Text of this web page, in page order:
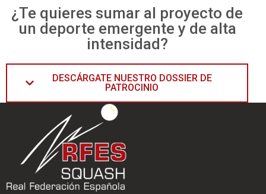
¿Te quieres sumar al proyecto de
un deporte emergente y de alta
intensidad?
DESCÁRGATE NUESTRO DOSSIER DE
PATROCINIO